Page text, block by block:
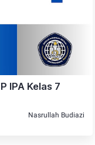
IPA Kelas 7
Nasrullah Budiazi